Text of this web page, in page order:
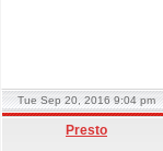
Tue Sep 20, 2016 9:04 pm
Presto